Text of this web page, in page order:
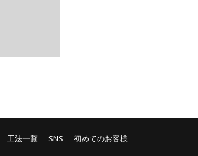
工法一覧 SNS
初めてのお客様